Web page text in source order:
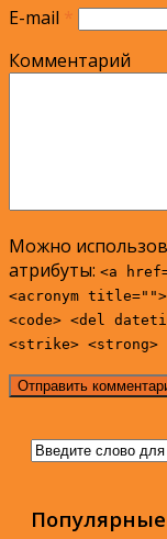
E-mail *
Комментарий
Можно
атрибуты: <a
<acronym
<code> <del
<strike> <strong>